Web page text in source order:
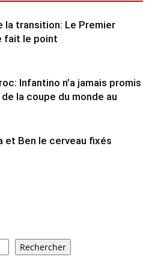
la transition: Le Premier
fait le point
Infantino n’a jamais promis
la coupe du monde au
et Ben le cerveau fixés
Rechercher